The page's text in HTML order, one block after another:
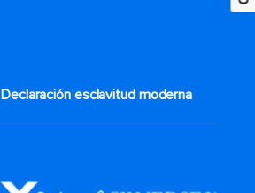
Declaración esclavitud moderna